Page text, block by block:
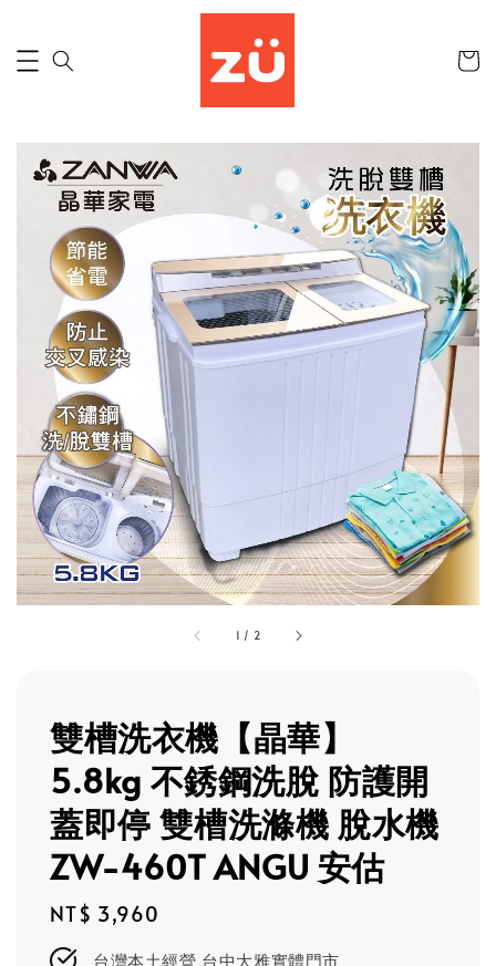
1 / 2
雙槽洗衣機【晶華】
5.8kg 不銹鋼洗脫 防護開
蓋即停 雙槽洗滌機 脫水機
ZW-460T ANGU 安估
Regular
price
NT$ 3,960
台灣本土經營 台中大雅實體門市